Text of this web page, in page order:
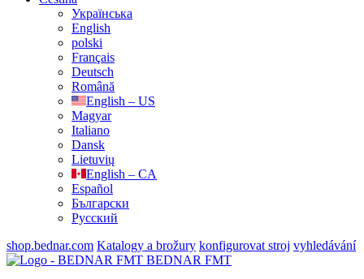
Українська
English
polski
Français
Deutsch
Română
English – US
Magyar
Italiano
Dansk
Lietuvių
English – CA
Español
Български
Русский
shop.bednar.com Katalogy a brožury konfigurovat stroj vyhledávání
BEDNAR FMT